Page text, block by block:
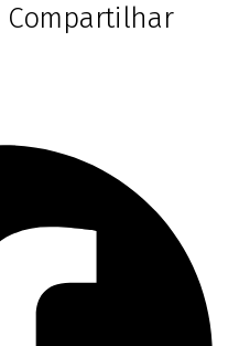
Compartilhar